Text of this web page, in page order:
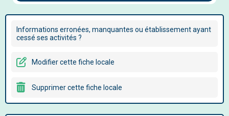
Informations erronées, manquantes ou établissement ayant
cessé ses activités ?
Modifier cette fiche locale
Supprimer cette fiche locale